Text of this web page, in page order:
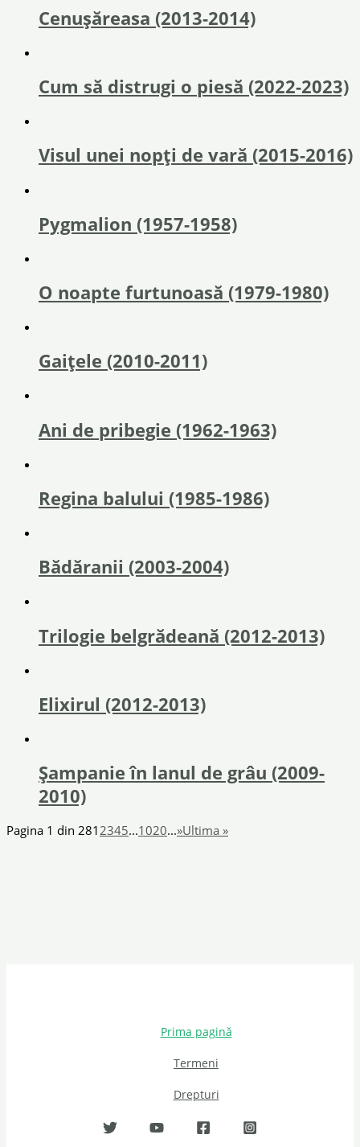
Cenușăreasa (2013-2014)
Cum să distrugi o piesă (2022-2023)
Visul unei nopți de vară (2015-2016)
Pygmalion (1957-1958)
O noapte furtunoasă (1979-1980)
Gaițele (2010-2011)
Ani de pribegie (1962-1963)
Regina balului (1985-1986)
Bădăranii (2003-2004)
Trilogie belgrădeană (2012-2013)
Elixirul (2012-2013)
Şampanie în lanul de grâu (2009-
2010)
Pagina 1 din 2812345...1020...»Ultima »
Prima pagină
Termeni
Drepturi